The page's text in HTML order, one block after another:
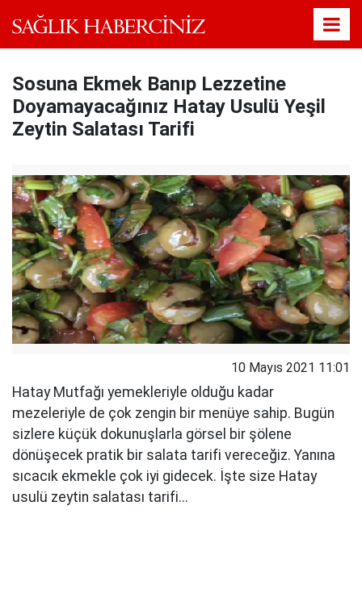
Sosuna Ekmek Banıp Lezzetine
Doyamayacağınız Hatay Usulü Yeşil
Zeytin Salatası Tarifi
10 Mayıs 2021 11:01
Hatay Mutfağı yemekleriyle olduğu kadar
mezeleriyle de çok zengin bir menüye sahip. Bugün
sizlere küçük dokunuşlarla görsel bir şölene
dönüşecek pratik bir salata tarifi vereceğiz. Yanına
sıcacık ekmekle çok iyi gidecek. İşte size Hatay
usulü zeytin salatası tarifi...